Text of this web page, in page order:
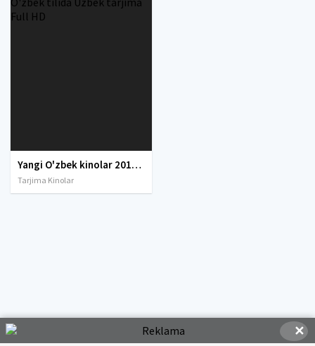
Yangi O'zbek kinolar 2010-2011-2012-2013-2014-2015-2016-2017-2018-2019-2020-2021-2022-2023-2024-2025 O'zbek tilida Uzbek tarjima Full HD
Tarjima Kinolar
✕